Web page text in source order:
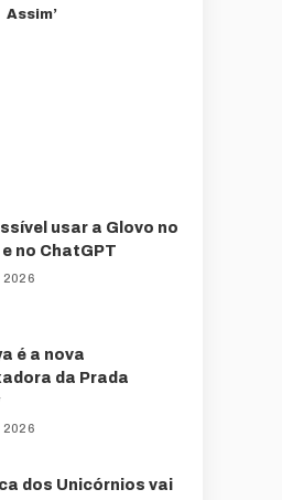
Assim’
usar a Glovo no
no ChatGPT
2026
é a nova
da Prada
2026
dos Unicórnios vai